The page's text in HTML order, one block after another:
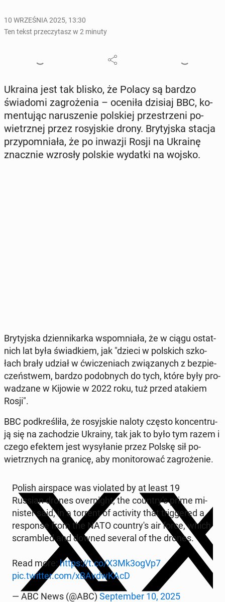
10 WRZEŚNIA 2025, 13:30
Ten tekst przeczytasz w 2 minuty
Ukraina jest tak blisko, że Polacy są bardzo
świa­do­mi za­gro­że­nia – oceniła dzisiaj BBC, ko­
men­tu­jąc na­ru­sze­nie pol­skiej prze­strze­ni po­
wietrz­nej przez ro­syj­skie drony. Bry­tyj­ska stacja
przy­po­mnia­ła, że po inwazji Rosji na Ukrainę
znacz­nie wzrosły polskie wydatki na wojsko.
Bry­tyj­ska dzien­ni­kar­ka wspo­mnia­ła, że w ciągu ostat­
nich lat była świad­kiem, jak "dzieci w pol­skich szko­
łach brały udział w ćwi­cze­niach zwią­za­nych z bez­pie­
czeń­stwem, bardzo po­dob­nych do tych, które były pro­
wa­dza­ne w Kijowie w 2022 roku, tuż przed atakiem
Rosji".
BBC pod­kre­śli­ła, że ro­syj­skie naloty często kon­cen­tru­
ją się na za­cho­dzie Ukrainy, tak jak to było tym razem i
czego efektem jest wy­sy­ła­nie przez Polskę sił po­
wietrz­nych na granicę, aby mo­ni­to­ro­wać za­gro­że­nie.
Polish air­spa­ce was vio­la­ted by at least 19
Russian drones over­ni­ght, the co­un­try­'s prime mi­
ni­ster said, in a torrent of ac­ti­vi­ty that trig­ge­red a
re­spon­se from the NATO co­un­try­'s air force, which
scram­bled and downed several of the drones.
Read more:https://t.co/X3Mk3ogVp7
pic.twitter.com/xBA­vdw­KAcD
— ABC News (@ABC) Sep­tem­ber 10, 2025